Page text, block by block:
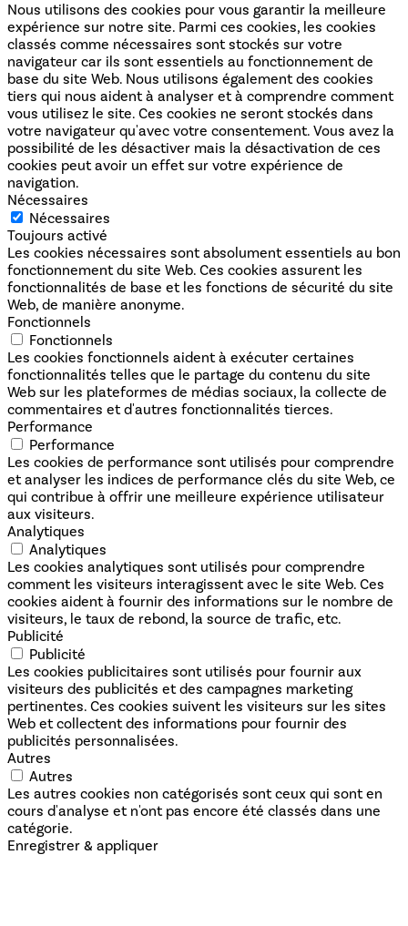
Nous utilisons des cookies pour vous garantir la meilleure
expérience sur notre site. Parmi ces cookies, les cookies
classés comme nécessaires sont stockés sur votre
navigateur car ils sont essentiels au fonctionnement de
base du site Web. Nous utilisons également des cookies
tiers qui nous aident à analyser et à comprendre comment
vous utilisez le site. Ces cookies ne seront stockés dans
votre navigateur qu'avec votre consentement. Vous avez la
possibilité de les désactiver mais la désactivation de ces
cookies peut avoir un effet sur votre expérience de
navigation.
Nécessaires
Nécessaires
Toujours activé
Les cookies nécessaires sont absolument essentiels au bon
fonctionnement du site Web. Ces cookies assurent les
fonctionnalités de base et les fonctions de sécurité du site
Web, de manière anonyme.
Fonctionnels
Fonctionnels
Les cookies fonctionnels aident à exécuter certaines
fonctionnalités telles que le partage du contenu du site
Web sur les plateformes de médias sociaux, la collecte de
commentaires et d'autres fonctionnalités tierces.
Performance
Performance
Les cookies de performance sont utilisés pour comprendre
et analyser les indices de performance clés du site Web, ce
qui contribue à offrir une meilleure expérience utilisateur
aux visiteurs.
Analytiques
Analytiques
Les cookies analytiques sont utilisés pour comprendre
comment les visiteurs interagissent avec le site Web. Ces
cookies aident à fournir des informations sur le nombre de
visiteurs, le taux de rebond, la source de trafic, etc.
Publicité
Publicité
Les cookies publicitaires sont utilisés pour fournir aux
visiteurs des publicités et des campagnes marketing
pertinentes. Ces cookies suivent les visiteurs sur les sites
Web et collectent des informations pour fournir des
publicités personnalisées.
Autres
Autres
Les autres cookies non catégorisés sont ceux qui sont en
cours d'analyse et n'ont pas encore été classés dans une
catégorie.
Enregistrer & appliquer